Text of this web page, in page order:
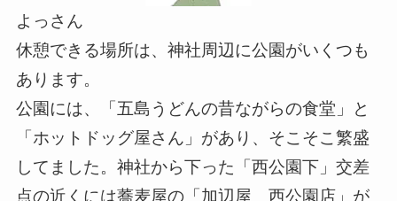
よっさん
休憩できる場所は、神社周辺に公園がいくつも
あります。
公園には、「五島うどんの昔ながらの食堂」と
「ホットドッグ屋さん」があり、そこそこ繁盛
してました。神社から下った「西公園下」交差
点の近くには蕎麦屋の「加辺屋 西公園店」が